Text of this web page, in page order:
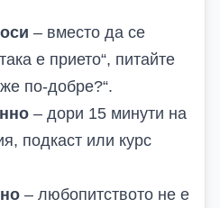
– вместо да се
е прието“, питайте
по-добре?“.
– дори 15 минути на
подкаст или курс
– любопитството не е